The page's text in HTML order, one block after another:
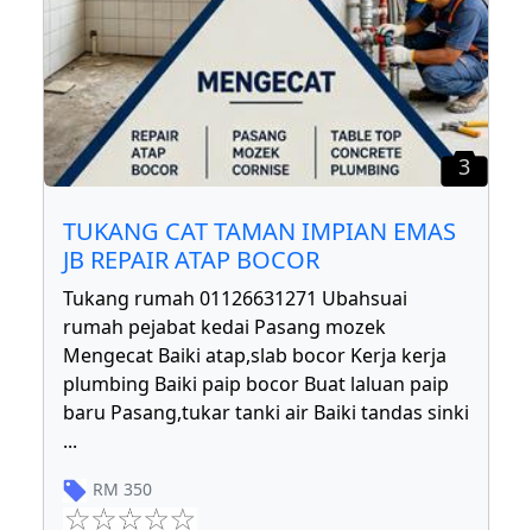
3
TUKANG CAT TAMAN IMPIAN EMAS
JB REPAIR ATAP BOCOR
Tukang rumah 01126631271 Ubahsuai
rumah pejabat kedai Pasang mozek
Mengecat Baiki atap,slab bocor Kerja kerja
plumbing Baiki paip bocor Buat laluan paip
baru Pasang,tukar tanki air Baiki tandas sinki
...
RM 350